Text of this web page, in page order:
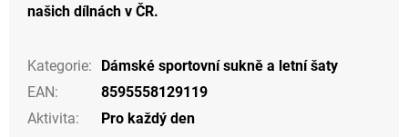
našich dílnách v ČR.
Kategorie:
Dámské sportovní sukně a letní šaty
EAN:
8595558129119
Aktivita:
Pro každý den